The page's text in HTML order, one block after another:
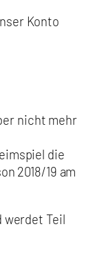
Konto
nicht mehr
die
2018/19 am
werdet Teil